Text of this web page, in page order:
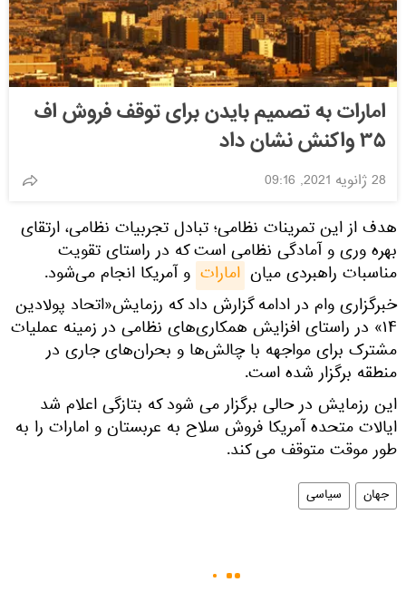
امارات به تصمیم بایدن برای توقف فروش اف
۳۵ واکنش نشان داد
28 ژانویه 2021, 09:16
هدف از این تمرینات نظامی؛ تبادل تجربیات نظامی، ارتقای
بهره وری و آمادگی نظامی است که در راستای تقویت
مناسبات راهبردی میان امارات و آمریکا انجام می‌شود.
خبرگزاری وام در ادامه گزارش داد که رزمایش«اتحاد پولادین
۱۴» در راستای افزایش همکاری‌های نظامی در زمینه عملیات
مشترک برای مواجهه با چالش‌ها و بحران‌های جاری در
منطقه برگزار شده است.
این رزمایش در حالی برگزار می شود که بتازگی اعلام شد
ایالات متحده آمریکا فروش سلاح به عربستان و امارات را به
طور موقت متوقف می کند.
جهان سیاسی